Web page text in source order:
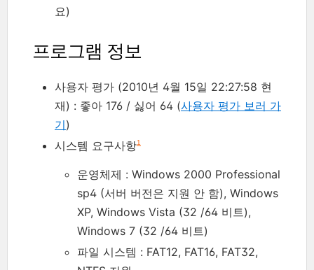
요)
프로그램 정보
사용자 평가 (2010년 4월 15일 22:27:58 현
재) : 좋아 176 / 싫어 64 (사용자 평가 보러 가
기)
시스템 요구사항1
운영체제 : Windows 2000 Professional
sp4 (서버 버전은 지원 안 함), Windows
XP, Windows Vista (32 /64 비트),
Windows 7 (32 /64 비트)
파일 시스템 : FAT12, FAT16, FAT32,